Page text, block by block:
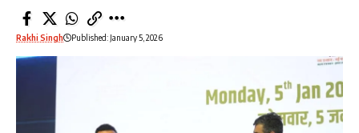
Rakhi Singh Published: January 5, 2026